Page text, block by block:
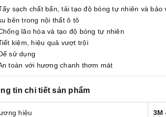
sạch chất bẩn, tải tạo độ bóng tự nhiên và bảo
bên trong nội thất ô tô
lão hóa và tạo độ bóng tự nhiên
kiệm, hiệu quả vượt trội
sử dụng
toàn với hương chanh thơm mát
tin chi tiết sản phẩm
hiệu 3M